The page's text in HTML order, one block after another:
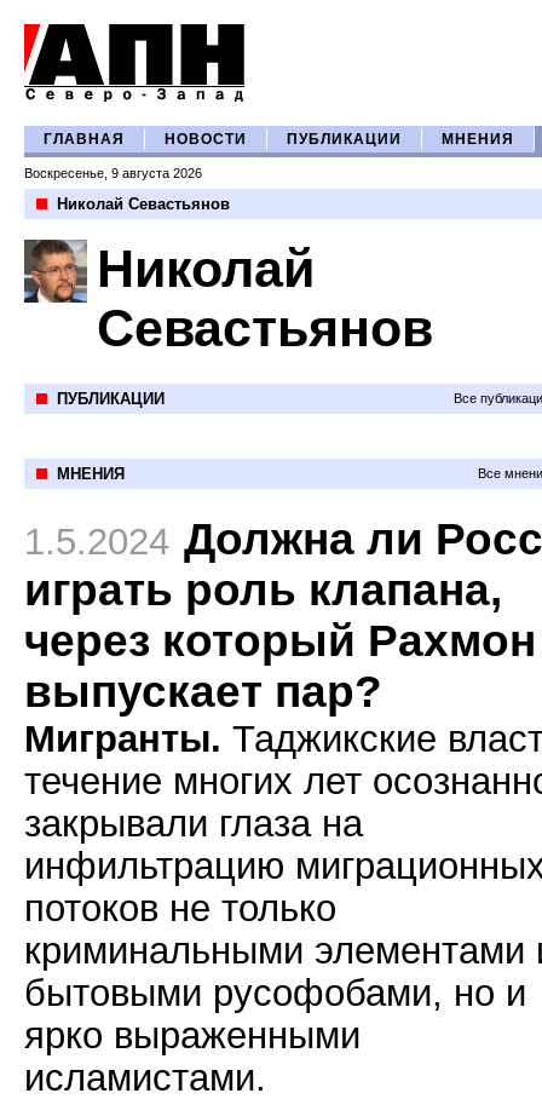
ГЛАВНАЯ НОВОСТИ ПУБЛИКАЦИИ МНЕНИЯ
Воскресенье, 9 августа 2026
Николай Севастьянов
Николай
Севастьянов
ПУБЛИКАЦИИ Все
МНЕНИЯ Все
1.5.2024 Должна ли
играть роль клапана,
через который Рахмон
выпускает пар?
Мигранты. Таджикские
течение многих лет
закрывали глаза на
инфильтрацию
потоков не только
криминальными элементами
бытовыми русофобами, но и
ярко выраженными
исламистами.